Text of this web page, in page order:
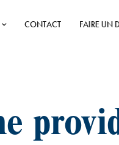
CONTACT FAIRE UN